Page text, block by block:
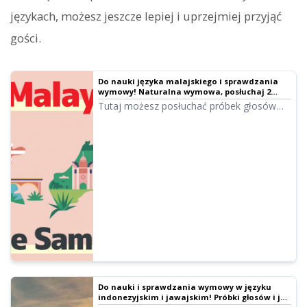
językach, możesz jeszcze lepiej i uprzejmiej przyjąć
gości.
Do nauki języka malajskiego i sprawdzania
wymowy! Naturalna wymowa, posłuchaj 2
rodzajów głosów żeńskich i męskich
Tutaj możesz posłuchać próbek głosów
Do nauki i sprawdzania wymowy w języku
indonezyjskim i jawajskim! Próbki głosów i jak